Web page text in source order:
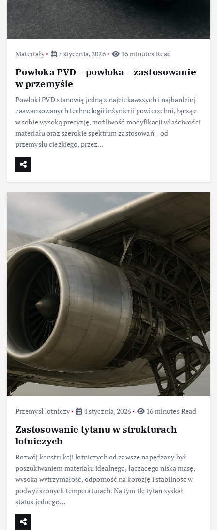
Materiały 7 stycznia, 2026 16 minutes Read
Powłoka PVD – powłoka – zastosowanie
w przemyśle
Powłoki PVD stanowią jedną z najciekawszych i najbardziej
zaawansowanych technologii inżynierii powierzchni, łącząc
w sobie wysoką precyzję, możliwość modyfikacji właściwości
materiału oraz szerokie spektrum zastosowań – od
przemysłu ciężkiego, przez…
Przemysł lotniczy 4 stycznia, 2026 16 minutes Read
Zastosowanie tytanu w strukturach
lotniczych
Rozwój konstrukcji lotniczych od zawsze napędzany był
poszukiwaniem materiału idealnego, łączącego niską masę,
wysoką wytrzymałość, odporność na korozję i stabilność w
podwyższonych temperaturach. Na tym tle tytan zyskał
status jednego…